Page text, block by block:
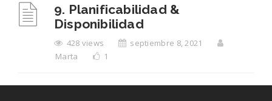
9. Planificabilidad &
Disponibilidad
428 views
septiembre 8, 2021
Marta
1